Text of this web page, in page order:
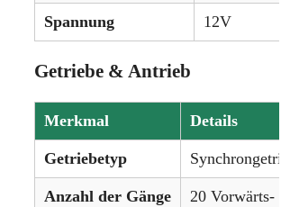
Spannung 12V
Getriebe & Antrieb
Merkmal Details
Getriebetyp
Anzahl der Gänge 20 Vorwärts-